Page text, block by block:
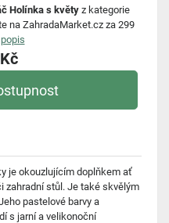
Holínka s květyz kategorie
na ZahradaMarket.cz za 299
je okouzlujícím doplňkem ať
zahradní stůl. Je také skvělým
pastelové barvy a
s jarní a velikonoční